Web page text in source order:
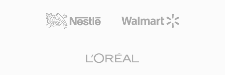
quy trình chuyên nghiệp thường dùng mẫu 24-
WAV tiêu chuẩn không áp dụng nén, dữ liệu lưu